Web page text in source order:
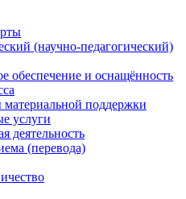
(научно-педагогический)
обеспечение и оснащённость
поддержки
услуги
деятельность
(перевода)